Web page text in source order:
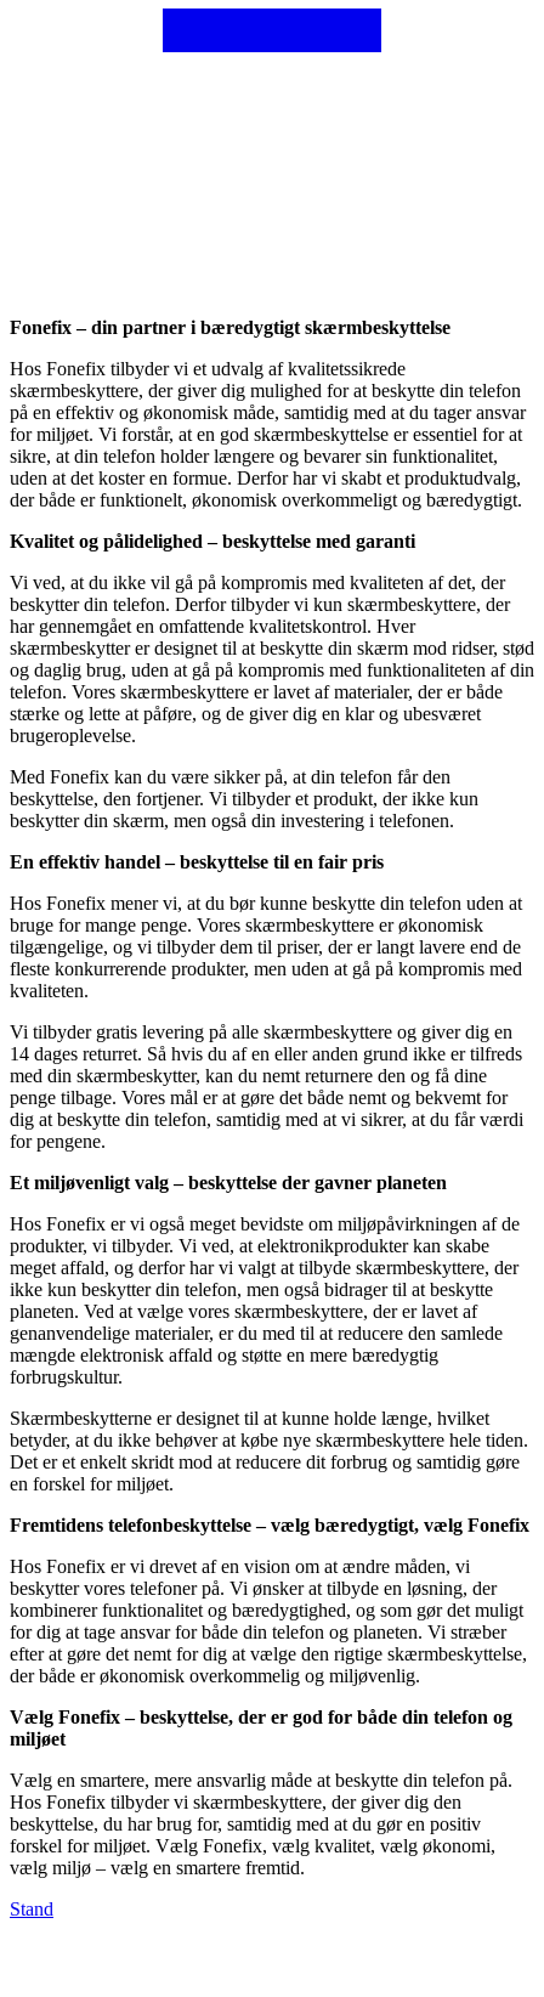
Fonefix – din partner i bæredygtigt skærmbeskyttelse
Hos Fonefix tilbyder vi et udvalg af kvalitetssikrede
skærmbeskyttere, der giver dig mulighed for at beskytte din telefon
på en effektiv og økonomisk måde, samtidig med at du tager ansvar
for miljøet. Vi forstår, at en god skærmbeskyttelse er essentiel for at
sikre, at din telefon holder længere og bevarer sin funktionalitet,
uden at det koster en formue. Derfor har vi skabt et produktudvalg,
der både er funktionelt, økonomisk overkommeligt og bæredygtigt.
Kvalitet og pålidelighed – beskyttelse med garanti
Vi ved, at du ikke vil gå på kompromis med kvaliteten af det, der
beskytter din telefon. Derfor tilbyder vi kun skærmbeskyttere, der
har gennemgået en omfattende kvalitetskontrol. Hver
skærmbeskytter er designet til at beskytte din skærm mod ridser, stød
og daglig brug, uden at gå på kompromis med funktionaliteten af din
telefon. Vores skærmbeskyttere er lavet af materialer, der er både
stærke og lette at påføre, og de giver dig en klar og ubesværet
brugeroplevelse.
Med Fonefix kan du være sikker på, at din telefon får den
beskyttelse, den fortjener. Vi tilbyder et produkt, der ikke kun
beskytter din skærm, men også din investering i telefonen.
En effektiv handel – beskyttelse til en fair pris
Hos Fonefix mener vi, at du bør kunne beskytte din telefon uden at
bruge for mange penge. Vores skærmbeskyttere er økonomisk
tilgængelige, og vi tilbyder dem til priser, der er langt lavere end de
fleste konkurrerende produkter, men uden at gå på kompromis med
kvaliteten.
Vi tilbyder gratis levering på alle skærmbeskyttere og giver dig en
14 dages returret. Så hvis du af en eller anden grund ikke er tilfreds
med din skærmbeskytter, kan du nemt returnere den og få dine
penge tilbage. Vores mål er at gøre det både nemt og bekvemt for
dig at beskytte din telefon, samtidig med at vi sikrer, at du får værdi
for pengene.
Et miljøvenligt valg – beskyttelse der gavner planeten
Hos Fonefix er vi også meget bevidste om miljøpåvirkningen af de
produkter, vi tilbyder. Vi ved, at elektronikprodukter kan skabe
meget affald, og derfor har vi valgt at tilbyde skærmbeskyttere, der
ikke kun beskytter din telefon, men også bidrager til at beskytte
planeten. Ved at vælge vores skærmbeskyttere, der er lavet af
genanvendelige materialer, er du med til at reducere den samlede
mængde elektronisk affald og støtte en mere bæredygtig
forbrugskultur.
Skærmbeskytterne er designet til at kunne holde længe, hvilket
betyder, at du ikke behøver at købe nye skærmbeskyttere hele tiden.
Det er et enkelt skridt mod at reducere dit forbrug og samtidig gøre
en forskel for miljøet.
Fremtidens telefonbeskyttelse – vælg bæredygtigt, vælg Fonefix
Hos Fonefix er vi drevet af en vision om at ændre måden, vi
beskytter vores telefoner på. Vi ønsker at tilbyde en løsning, der
kombinerer funktionalitet og bæredygtighed, og som gør det muligt
for dig at tage ansvar for både din telefon og planeten. Vi stræber
efter at gøre det nemt for dig at vælge den rigtige skærmbeskyttelse,
der både er økonomisk overkommelig og miljøvenlig.
Vælg Fonefix – beskyttelse, der er god for både din telefon og
miljøet
Vælg en smartere, mere ansvarlig måde at beskytte din telefon på.
Hos Fonefix tilbyder vi skærmbeskyttere, der giver dig den
beskyttelse, du har brug for, samtidig med at du gør en positiv
forskel for miljøet. Vælg Fonefix, vælg kvalitet, vælg økonomi,
vælg miljø – vælg en smartere fremtid.
Stand